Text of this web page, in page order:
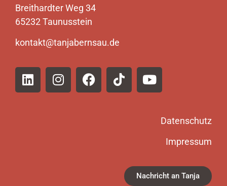
Breithardter Weg 34
65232 Taunusstein
kontakt@tanjabernsau.de
Datenschutz
Impressum
Nachricht an Tanja